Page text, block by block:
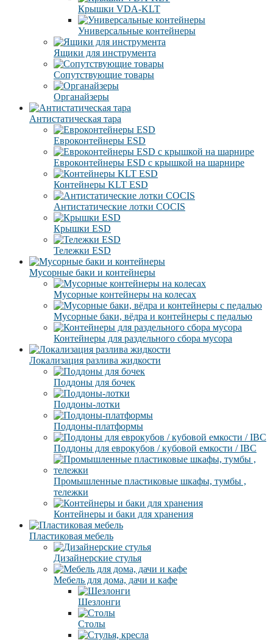
Крышки VDA-KLT
Универсальные контейнеры
Ящики для инструмента
Сопутствующие товары
Органайзеры
Антистатическая тара
Eвроконтейнеры ЕSD
Евроконтейнеры ESD с крышкой на шарнире
Контейнеры KLT ESD
Антистатические лотки COCIS
Крышки ESD
Тележки ESD
Мусорные баки и контейнеры
Мусорные контейнеры на колесах
Мусорные баки, вёдра и контейнеры с педалью
Контейнеры для раздельного сбора мусора
Локализация разлива жидкости
Поддоны для бочек
Поддоны-лотки
Поддоны-платформы
Поддоны для еврокубов / кубовой емкости / IBC
Промышленные пластиковые шкафы, тумбы ,
тележки
Контейнеры и баки для хранения
Пластиковая мебель
Дизайнерские стулья
Мебель для дома, дачи и кафе
Шезлонги
Столы